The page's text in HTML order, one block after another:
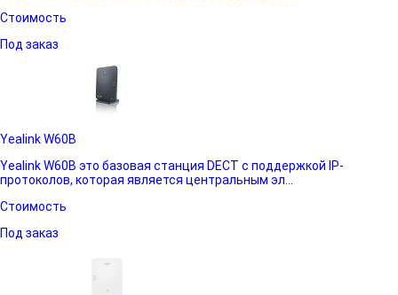
Стоимость
Под заказ
Yealink W60B
Yealink W60B это базовая станция DECT с поддержкой IP-
протоколов, которая является центральным эл...
Стоимость
Под заказ